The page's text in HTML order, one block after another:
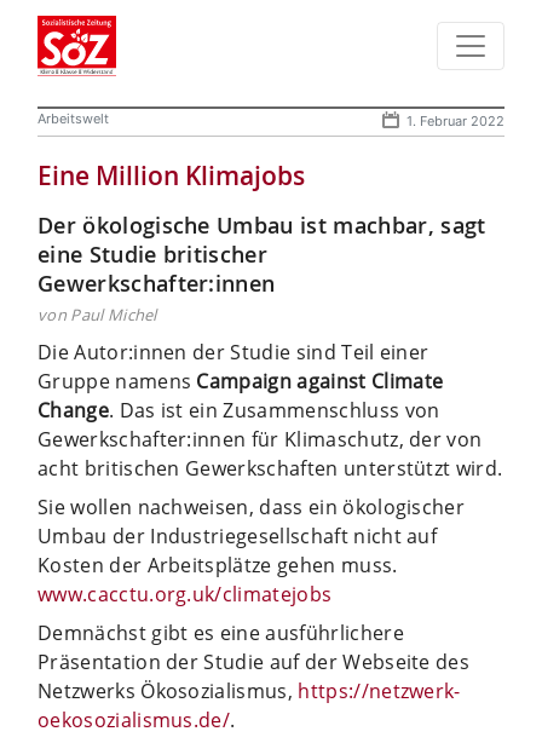
Arbeitswelt 1. Februar 2022
Eine Million Klimajobs
Der ökologische Umbau ist machbar, sagt
eine Studie britischer
Gewerkschafter:innen
von Paul Michel
Die Autor:innen der Studie sind Teil einer
Gruppe namens Campaign against Climate
Change. Das ist ein Zusammenschluss von
Gewerkschafter:innen für Klimaschutz, der von
acht britischen Gewerkschaften unterstützt wird.
Sie wollen nachweisen, dass ein ökologischer
Umbau der Industriegesellschaft nicht auf
Kosten der Arbeitsplätze gehen muss.
www.cacctu.org.uk/climatejobs
Demnächst gibt es eine ausführlichere
Präsentation der Studie auf der Webseite des
Netzwerks Ökosozialismus, https://netzwerk-
oekosozialismus.de/.